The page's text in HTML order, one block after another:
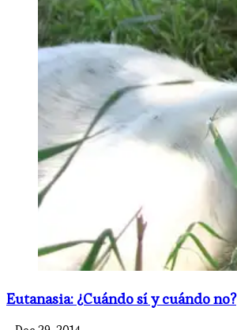
Eutanasia: ¿Cuándo sí y cuándo no?